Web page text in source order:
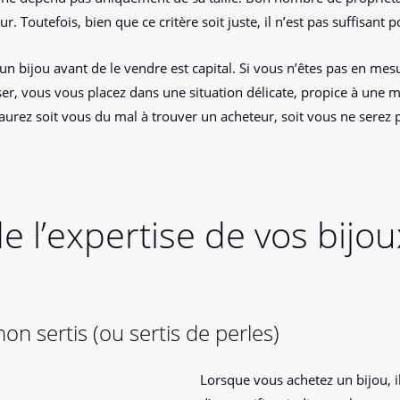
Toutefois, bien que ce critère soit juste, il n’est pas suffisant
bijou avant de le vendre est capital. Si vous n’êtes pas en
vous vous placez dans une situation délicate, propice à une
soit vous du mal à trouver un acheteur, soit vous ne serez
l’expertise de vos
sertis (ou sertis de perles)
Lorsque vous achetez un bijou,